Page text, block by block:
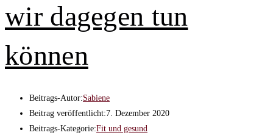
wir dagegen tun
können
Beitrags-Autor:Sabiene
Beitrag veröffentlicht:7. Dezember 2020
Beitrags-Kategorie:Fit und gesund